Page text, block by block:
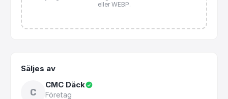
eller WEBP.
Säljes av
C
CMC Däck
Företag